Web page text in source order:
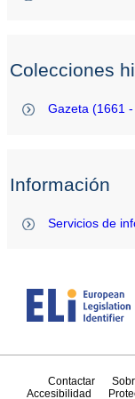
Colecciones
Gazeta (1661
Información
Servicios de
Contactar
Accesibilidad